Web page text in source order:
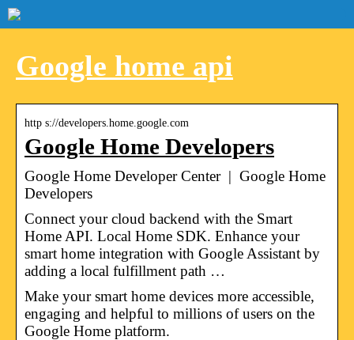
Google home api
http s://developers.home.google.com
Google Home Developers
Google Home Developer Center | Google Home
Developers
Connect your cloud backend with the Smart
Home API. Local Home SDK. Enhance your
smart home integration with Google Assistant by
adding a local fulfillment path …
Make your smart home devices more accessible,
engaging and helpful to millions of users on the
Google Home platform.